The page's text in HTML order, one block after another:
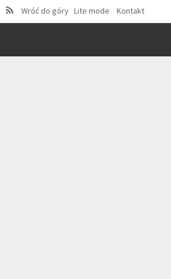
Wróć do góry Lite mode
Kontakt